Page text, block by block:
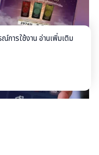
การใช้งาน อ่านเพิ่มเติม